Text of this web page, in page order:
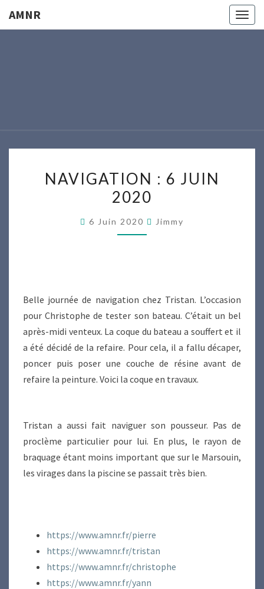
AMNR
:
6
NAVIGATION : 6 JUIN
2020
6 Juin 2020 Jimmy
Belle journée de navigation chez Tristan. L’occasion
pour Christophe de tester son bateau. C’était un bel
après-midi venteux. La coque du bateau a souffert et il
a été décidé de la refaire. Pour cela, il a fallu décaper,
poncer puis poser une couche de résine avant de
refaire la peinture. Voici la coque en travaux.
Tristan a aussi fait naviguer son pousseur. Pas de
proclème particulier pour lui. En plus, le rayon de
braquage étant moins important que sur le Marsouin,
les virages dans la piscine se passait très bien.
https://www.amnr.fr/pierre
https://www.amnr.fr/tristan
https://www.amnr.fr/christophe
https://www.amnr.fr/yann